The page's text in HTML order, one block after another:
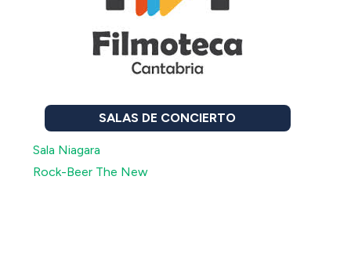
SALAS DE CONCIERTO
Sala Niagara
Rock-Beer The New